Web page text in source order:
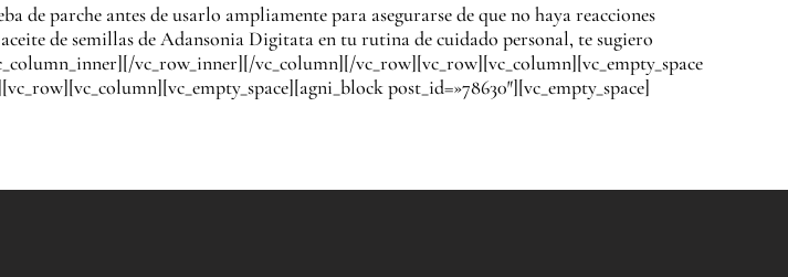
de parche antes de usarlo ampliamente para asegurarse de que no haya reacciones
de semillas de Adansonia Digitata en tu rutina de cuidado personal, te sugiero
vc_row_inner][/vc_column][/vc_row][vc_row][vc_column][vc_empty_space
post_id=»78630″][vc_empty_space]